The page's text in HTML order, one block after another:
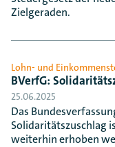
Zielgeraden.
Lohn- und
BVerfG:
25.06.2025
Das
Solidaritätszuschlag
weiterhin erhoben